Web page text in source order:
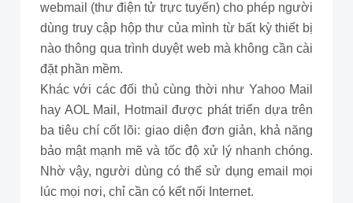
webmail (thư điện tử trực tuyến) cho phép người
dùng truy cập hộp thư của mình từ bất kỳ thiết bị
nào thông qua trình duyệt web mà không cần cài
đặt phần mềm.
Khác với các đối thủ cùng thời như Yahoo Mail
hay AOL Mail, Hotmail được phát triển dựa trên
ba tiêu chí cốt lõi: giao diện đơn giản, khả năng
bảo mật mạnh mẽ và tốc độ xử lý nhanh chóng.
Nhờ vậy, người dùng có thể sử dụng email mọi
lúc mọi nơi, chỉ cần có kết nối Internet.